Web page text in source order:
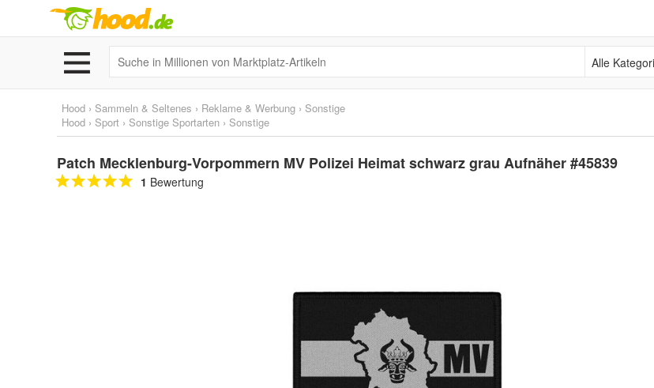
Alle Kategorien
Hood › Sammeln & Seltenes › Reklame & Werbung › Sonstige
Hood › Sport › Sonstige Sportarten › Sonstige
Patch Mecklenburg-Vorpommern MV Polizei Heimat schwarz grau Aufnäher #45839
1 Bewertung